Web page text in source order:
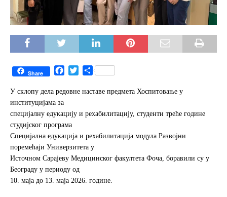
Share
c
b
k
i
t
S
a
e
У склопу дела редовне наставе предмета Хоспитовање у
институцијама за
специјалну едукацију и рехабилитацију, студенти треће године
студијског програма
Специјална едукација и рехабилитација модула Развојни
поремећаји Универзитета у
Источном Сарајеву Медицинског факултета Фоча, боравили су у
Београду у периоду од
10. маја до 13. маја 2026. године.